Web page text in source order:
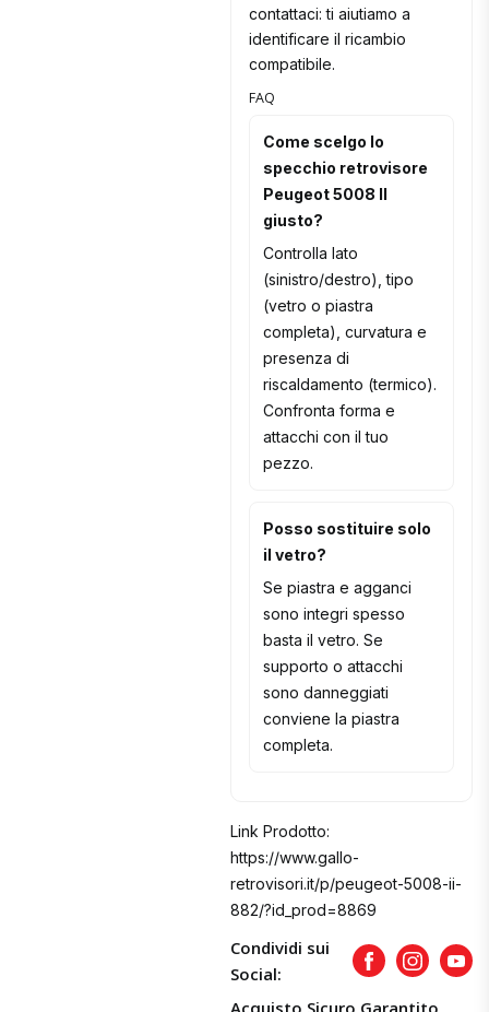
contattaci: ti aiutiamo a
identificare il ricambio
compatibile.
FAQ
Come scelgo lo
specchio retrovisore
Peugeot 5008 II
giusto?
Controlla lato
(sinistro/destro), tipo
(vetro o piastra
completa), curvatura e
presenza di
riscaldamento (termico).
Confronta forma e
attacchi con il tuo
pezzo.
Posso sostituire solo
il vetro?
Se piastra e agganci
sono integri spesso
basta il vetro. Se
supporto o attacchi
sono danneggiati
conviene la piastra
completa.
Link Prodotto:
https://www.gallo-
retrovisori.it/p/peugeot-5008-ii-
882/?id_prod=8869
Condividi sui
Social:
FacebookInstagram